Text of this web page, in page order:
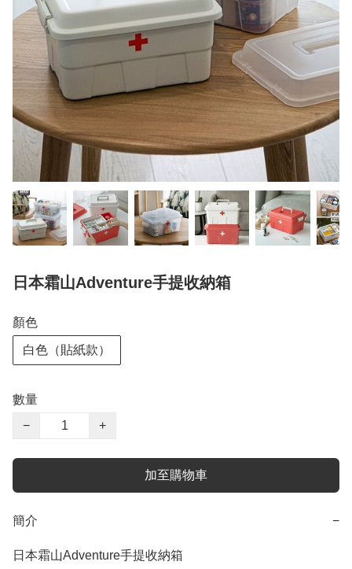
日本霜山Adventure手提收納箱
顏色
白色（貼紙款）
數量
−
+
加至購物車
簡介 −
日本霜山Adventure手提收納箱